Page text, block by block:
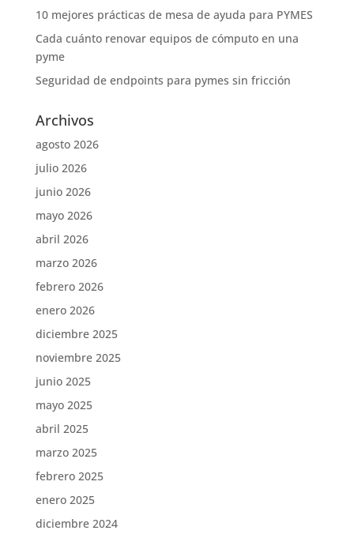
10 mejores prácticas de mesa de ayuda para PYMES
Cada cuánto renovar equipos de cómputo en una
pyme
Seguridad de endpoints para pymes sin fricción
Archivos
agosto 2026
julio 2026
junio 2026
mayo 2026
abril 2026
marzo 2026
febrero 2026
enero 2026
diciembre 2025
noviembre 2025
junio 2025
mayo 2025
abril 2025
marzo 2025
febrero 2025
enero 2025
diciembre 2024